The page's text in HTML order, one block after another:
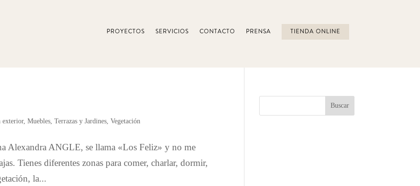
PROYECTOS SERVICIOS CONTACTO PRENSA TIENDA ONLINE
exterior,Muebles ,Terrazas y Jardines ,Vegetación
Alexandra ANGLE, se llama «Los Feliz» y no me
Tienes diferentes zonas para comer, charlar, dormir,
la...